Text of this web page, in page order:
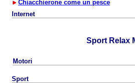
Chiacchierone come un pesce
Internet
Sport Relax
Motori
Sport